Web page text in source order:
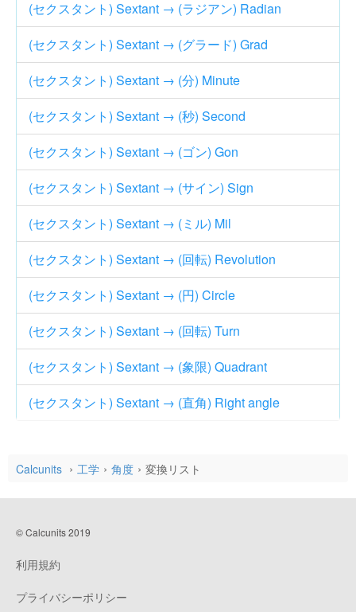
(セクスタント) Sextant → (ラジアン) Radian
(セクスタント) Sextant → (グラード) Grad
(セクスタント) Sextant → (分) Minute
(セクスタント) Sextant → (秒) Second
(セクスタント) Sextant → (ゴン) Gon
(セクスタント) Sextant → (サイン) Sign
(セクスタント) Sextant → (ミル) Mil
(セクスタント) Sextant → (回転) Revolution
(セクスタント) Sextant → (円) Circle
(セクスタント) Sextant → (回転) Turn
(セクスタント) Sextant → (象限) Quadrant
(セクスタント) Sextant → (直角) Right angle
Calcunits 工学 角度 変換リスト
© Calcunits 2019
利用規約
プライバシーポリシー